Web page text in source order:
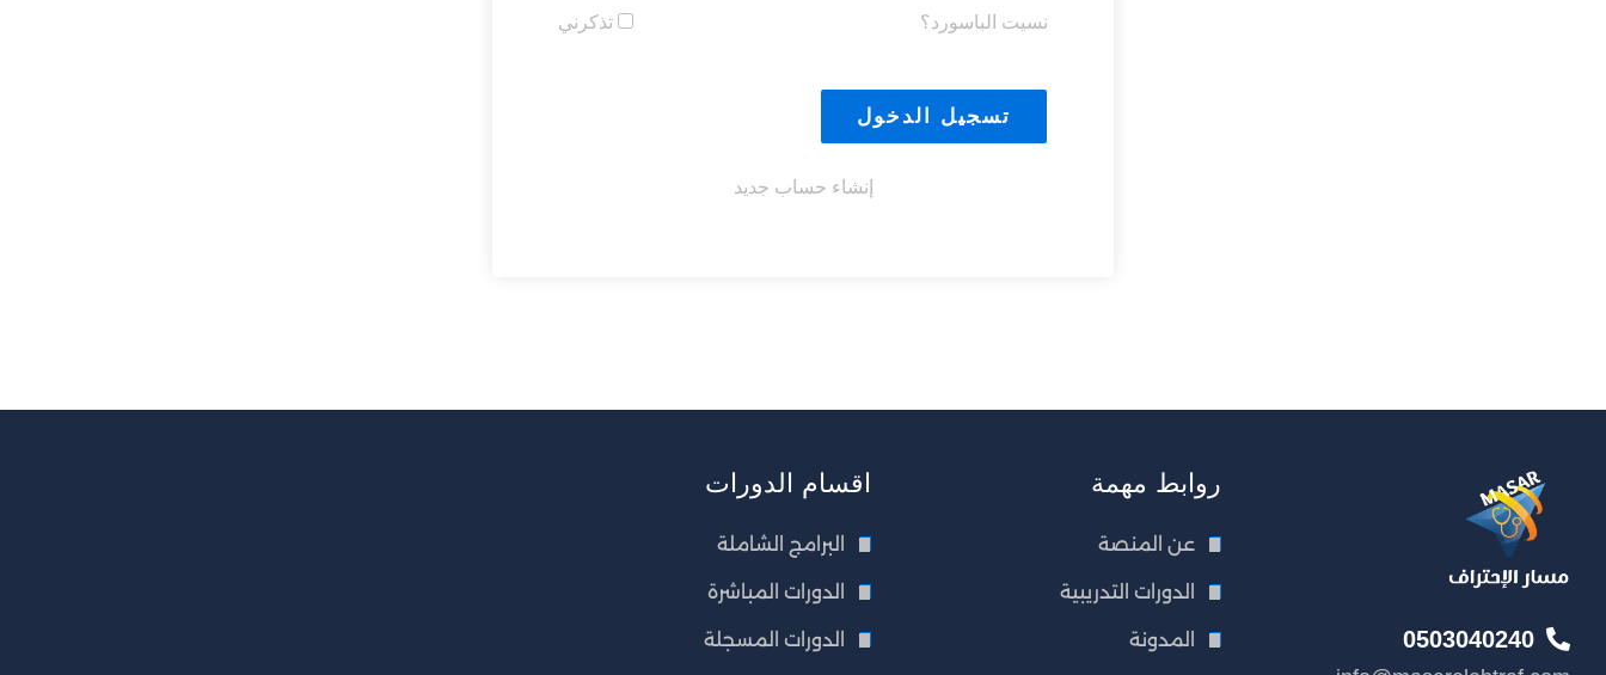
تذكرني نسيت الباسورد؟
إنشاء حساب جديد
0503040240
روابط مهمة
عن المنصة
الدورات التدريبية
المدونة
اقسام الدورات
البرامج الشاملة
الدورات المباشرة
الدورات المسجلة